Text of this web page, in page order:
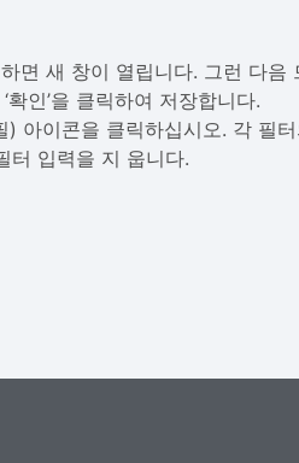
면 새 창이 열립니다. 그런 다음
인’을 클릭하여 저장합니다.
아이콘을 클릭하십시오. 각 필
터 입력을 지 웁니다.